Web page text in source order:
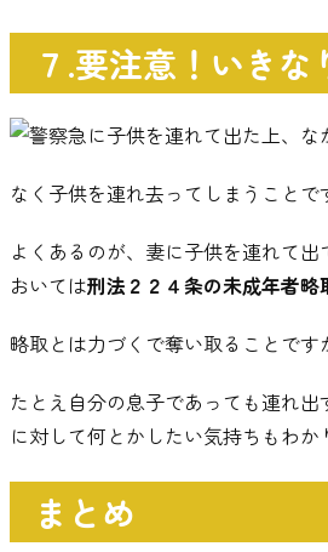
７.要注意！いき
急に子供を連れて出た上、 な
なく子供を連れ去ってしまうことで
よくあるのが、 妻に子供を連れて出
おいては刑法２２４条の未成年者
略取とは力づくで奪い取ることです
たとえ自分の息子であっても連れ出
に対して何とかしたい気持ちもわか
まとめ